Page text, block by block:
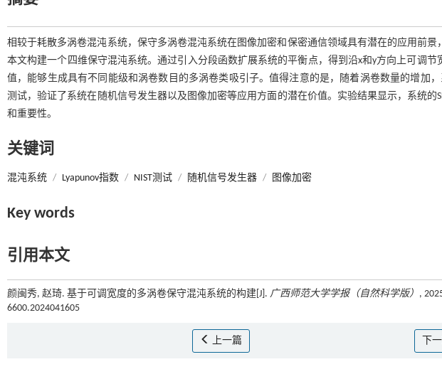
相较于耗散多涡卷混沌系统，保守多涡卷混沌系统在图像加密和保密通信领域具有潜在的应用前景
本文构建一个四维保守混沌系统。通过引入分段函数扩展系统的平衡点，得到沿x和y方向上可调
值，能够生成具有不同能级和涡卷数目的多涡卷类吸引子。值得注意的是，随着涡卷数量的增加，
测试，验证了系统在随机信号发生器以及图像加密等应用方面的潜在价值。实验结果显示，系统的
和重要性。
关键词
混沌系统 / Lyapunov指数 / NIST测试 / 随机信号发生器 / 图像加密
Key words
引用本文
颜闽秀, 赵琦. 基于可调宽度的多涡卷保守混沌系统的构建[J]. 广西师范大学学报（自然科学版） ,
6600.2024041605
上一篇 下